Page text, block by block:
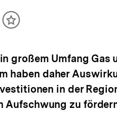
Inhalt
großem Umfang Gas
haben daher
in der
zu